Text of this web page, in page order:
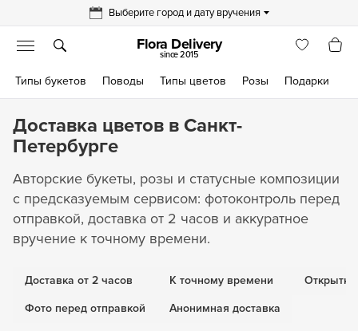
Выберите город и дату вручения
Flora Delivery
since 2015
Типы букетов Поводы Типы цветов Розы Подарки
Доставка цветов в Санкт-
Петербурге
Авторские букеты, розы и статусные композиции
с предсказуемым сервисом: фотоконтроль перед
отправкой, доставка от 2 часов и аккуратное
вручение к точному времени.
Доставка от 2 часов
Фото перед отправкой
К точному времени
Анонимная доставка
Открытка